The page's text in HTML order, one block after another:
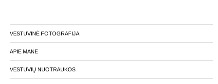
VESTUVINĖ FOTOGRAFIJA
APIE MANE
VESTUVIŲ NUOTRAUKOS